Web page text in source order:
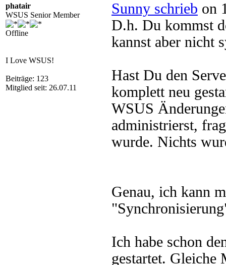
phatair
WSUS Senior Member
Offline
I Love WSUS!
Beiträge: 123
Mitglied seit: 26.07.11
Sunny schrieb on
D.h. Du kommst
kannst aber nicht
Hast Du den
komplett neu
WSUS
administrierst,
wurde. Nichts
Genau, ich kann
Ich habe schon
gestartet. Gleiche